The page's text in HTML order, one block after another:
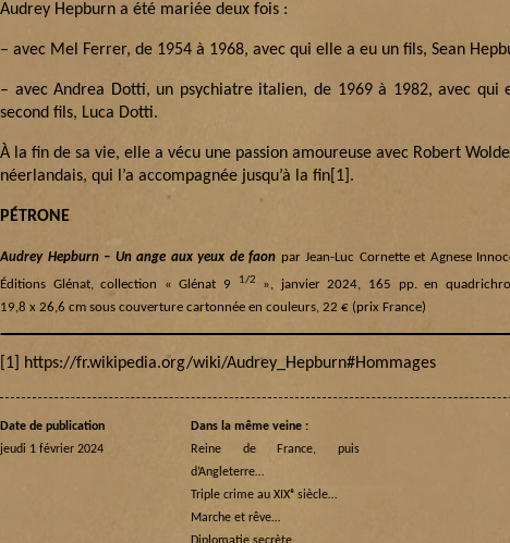
Audrey Hepburn a été mariée deux fois :
– avec Mel Ferrer, de 1954 à 1968, avec qui elle a eu un fils, Sean
– avec Andrea Dotti, un psychiatre italien, de 1969 à 1982, avec qui
second fils, Luca Dotti.
À la fin de sa vie, elle a vécu une passion amoureuse avec Robert
néerlandais, qui l’a accompagnée jusqu’à la fin [1] .
PÉTRONE
Audrey Hepburn – Un ange aux yeux de faon par Jean-Luc Cornette et Agnese
Éditions Glénat, collection « Glénat 9
1/2
», janvier 2024, 165 pp. en
19,8 x 26,6 cm sous couverture cartonnée en couleurs, 22 € (prix France)
[1] https://fr.wikipedia.org/wiki/Audrey_Hepburn#Hommages
Date de publication
jeudi 1 février 2024
Dans la même veine :
Reine de France, puis
d’Angleterre…
Triple crime au XIXᵉ siècle…
Marche et rêve…